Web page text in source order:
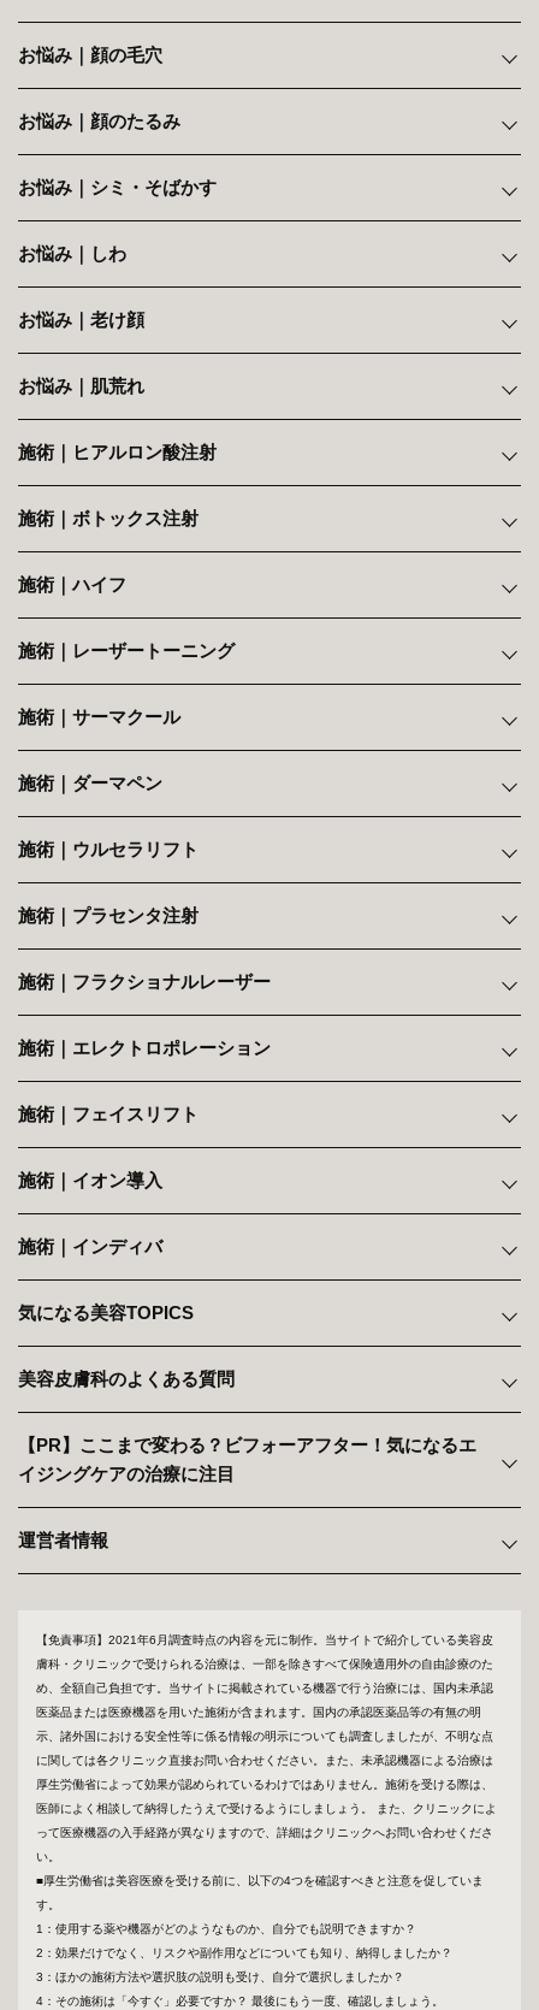
お悩み｜顔の毛穴
お悩み｜顔のたるみ
お悩み｜シミ・そばかす
お悩み｜しわ
お悩み｜老け顔
お悩み｜肌荒れ
施術｜ヒアルロン酸注射
施術｜ボトックス注射
施術｜ハイフ
施術｜レーザートーニング
施術｜サーマクール
施術｜ダーマペン
施術｜ウルセラリフト
施術｜プラセンタ注射
施術｜フラクショナルレーザー
施術｜エレクトロポレーション
施術｜フェイスリフト
施術｜イオン導入
施術｜インディバ
気になる美容TOPICS
美容皮膚科のよくある質問
【PR】ここまで変わる？ビフォーアフター！気になるエ
イジングケアの治療に注目
運営者情報
【免責事項】2021年6月調査時点の内容を元に制作。当サイトで紹介している美容皮
膚科・クリニックで受けられる治療は、一部を除きすべて保険適用外の自由診療のた
め、全額自己負担です。当サイトに掲載されている機器で行う治療には、国内未承認
医薬品または医療機器を用いた施術が含まれます。国内の承認医薬品等の有無の明
示、諸外国における安全性等に係る情報の明示についても調査しましたが、不明な点
に関しては各クリニック直接お問い合わせください。また、未承認機器による治療は
厚生労働省によって効果が認められているわけではありません。施術を受ける際は、
医師によく相談して納得したうえで受けるようにしましょう。 また、クリニックによ
って医療機器の入手経路が異なりますので、詳細はクリニックへお問い合わせくださ
い。
■厚生労働省は美容医療を受ける前に、以下の4つを確認すべきと注意を促していま
す。
1：使用する薬や機器がどのようなものか、自分でも説明できますか？
2：効果だけでなく、リスクや副作用などについても知り、納得しましたか？
3：ほかの施術方法や選択肢の説明も受け、自分で選択しましたか？
4：その施術は「今すぐ」必要ですか？ 最後にもう一度、確認しましょう。